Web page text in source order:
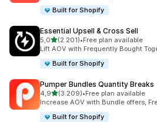
Built for Shopify
Essential Upsell & Cross Sell
5,05 yıldız üzerinden
(2.201)
toplam 2201 değerlendirme
•Free plan available
Lift AOV with Frequently Bought
Built for Shopify
Pumper Bundles Quantity Breaks
4,95 yıldız üzerinden
(3.209)
toplam 3209 değerlendirme
•Free plan available
Increase AOV with Bundle offers,
Built for Shopify